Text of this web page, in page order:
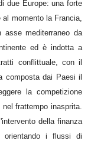
due Europe: una forte
momento la Francia,
mediterraneo da
ed è indotta a
conflittuale, con il
composta dai Paesi il
la competizione
frattempo inasprita.
della finanza
orientando i flussi di